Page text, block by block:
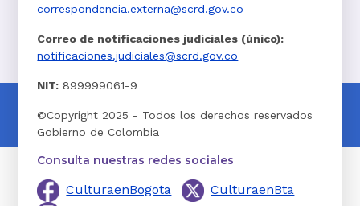
correspondencia.externa@scrd.gov.co
Correo de notificaciones judiciales (único):
notificaciones.judiciales@scrd.gov.co
NIT: 899999061-9
©Copyright 2025 - Todos los derechos reservados
Gobierno de Colombia
Consulta nuestras redes sociales
CulturaenBogota
CulturaenBta